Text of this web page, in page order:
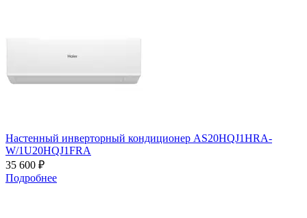
Настенный инверторный кондиционер AS20HQJ1HRA-
W/1U20HQJ1FRA
35 600 ₽
Подробнее